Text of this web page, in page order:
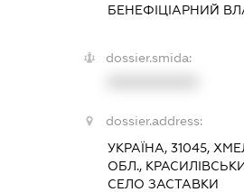
БЕНЕФІЦІАРНИЙ
dossier.smida:
dossier.address:
УКРАЇНА, 31045,
ОБЛ.,
СЕЛО ЗАСТАВКИ